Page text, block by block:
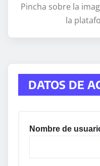
Pincha sobre la
la
DATOS DE
Nombre de